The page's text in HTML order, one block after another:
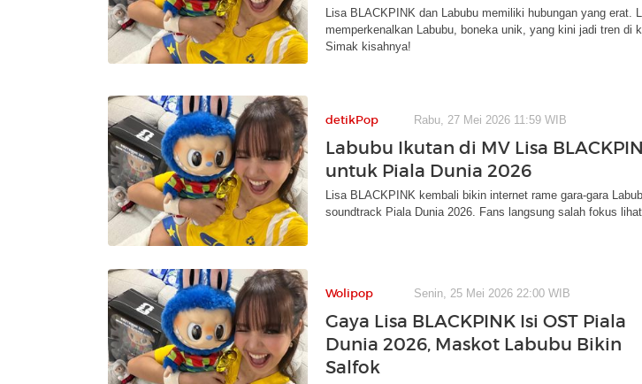
Lisa BLACKPINK dan Labubu memiliki hubungan yang erat.
memperkenalkan Labubu, boneka unik, yang kini jadi tren di
Simak kisahnya!
detikPop Rabu, 27 Mei 2026 11:59 WIB
Labubu Ikutan di MV Lisa
untuk Piala Dunia 2026
Lisa BLACKPINK kembali bikin internet rame gara-gara
soundtrack Piala Dunia 2026. Fans langsung salah fokus
Wolipop Senin, 25 Mei 2026 22:00 WIB
Gaya Lisa BLACKPINK Isi OST Piala
Dunia 2026, Maskot Labubu Bikin
Salfok